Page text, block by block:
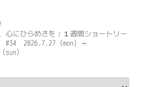
心にひらめきを：１週間ショートリー
#34 2026.7.27（mon）～
sun）